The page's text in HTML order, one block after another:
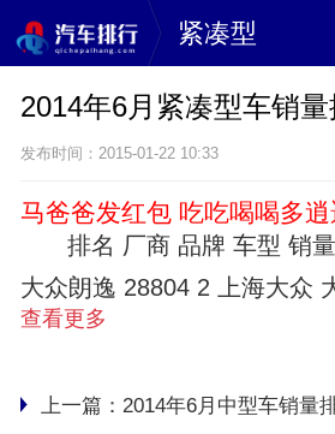
紧凑型
2014年6月紧凑型车销
发布时间：2015-01-22 10:33
马爸爸发红包 吃吃喝喝多逍
排名 厂商 品牌 车型 销
大众朗逸 28804 2 上海大众
查看更多
上一篇： 2014年6月中型车销量